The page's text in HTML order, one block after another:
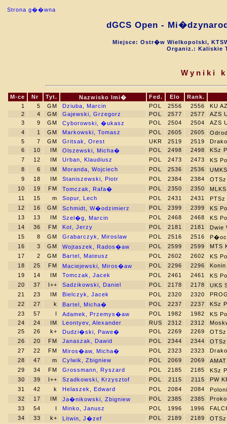
Strona g��wna
dGCS Open -
Miejsce: Ostr�w Wielkopolski,
Organiz.: Kaliskie
Wyniki
M-ce Nr Tyt. Nazwisko Imi� Fed. Elo
Rank.
1
5 GM Dziuba, Marcin POL 2556 2556
KU
2
4 GM Gajewski, Grzegorz POL 2577 2577
AZS
3
9 GM Cyborowski, �ukasz POL 2504 2504
AZS
4
1 GM Markowski, Tomasz POL 2605 2605
5
7 GM Gritsak, Orest UKR 2519 2519
6
10 IM Olszewski, Micha� POL 2498 2498
KSz
7
12 IM Urban, Klaudiusz POL 2473 2473
KS
8
6 IM Moranda, Wojciech POL 2536 2536
9
18 IM Staniszewski, Piotr POL 2384 2384
10
19 FM Tomczak, Rafa� POL 2350 2350
11
15 m Sopur, Lech POL 2431 2431
12
16 GM Schmidt, W�odzimierz POL 2399 2399
KS
13
13 IM Szel�g, Marcin POL 2468 2468
KS
14
36 FM Kot, Jerzy POL 2181 2181
15
8 GM Grabarczyk, Miroslaw POL 2516 2516
16
3 GM Wojtaszek, Rados�aw POL 2599 2599
MTS
17
2 GM Bartel, Mateusz POL 2602 2602
KS
18
25 FM Maciejewski, Miros�aw POL 2296 2296
Konin
19
14 IM Tomczak, Jacek POL 2461 2461
KS
20
37 I++ Sadzikowski, Daniel POL 2178 2178
UKS
21
23 IM Bielczyk, Jacek POL 2320 2320
22
27 k Bartel, Micha� POL 2237 2237
KSz
23
57 I Adamek, Przemys�aw POL 1982 1982
KS
24
24 IM Leontyev, Alexander RUS 2312 2312
25
26 k+ Dudzi�ski, Pawe� POL 2269 2269
26
20 FM Janaszak, Dawid POL 2344 2344
27
22 FM Miros�aw, Micha� POL 2323 2323
28
47 m Cylwik, Zbigniew POL 2069 2069
29
34 FM Grossmann, Ryszard POL 2185 2185
KSz
30
39 I++ Szadkowski, Krzysztof POL 2115 2115
PW
31
42 k Helaszek, Edward POL 2084 2084
32
17 IM Ja�nikowski, Zbigniew POL 2385 2385
33
54 I Minko, Janusz POL 1996 1996
34
33 k+ Litwin, J�zef POL 2189 2189